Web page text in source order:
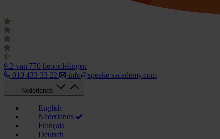
9.2 van 770 beoordelingen
010 433 33 22
info@speakersacademy.com
Nederlands
English
Nederlands
Français
Deutsch